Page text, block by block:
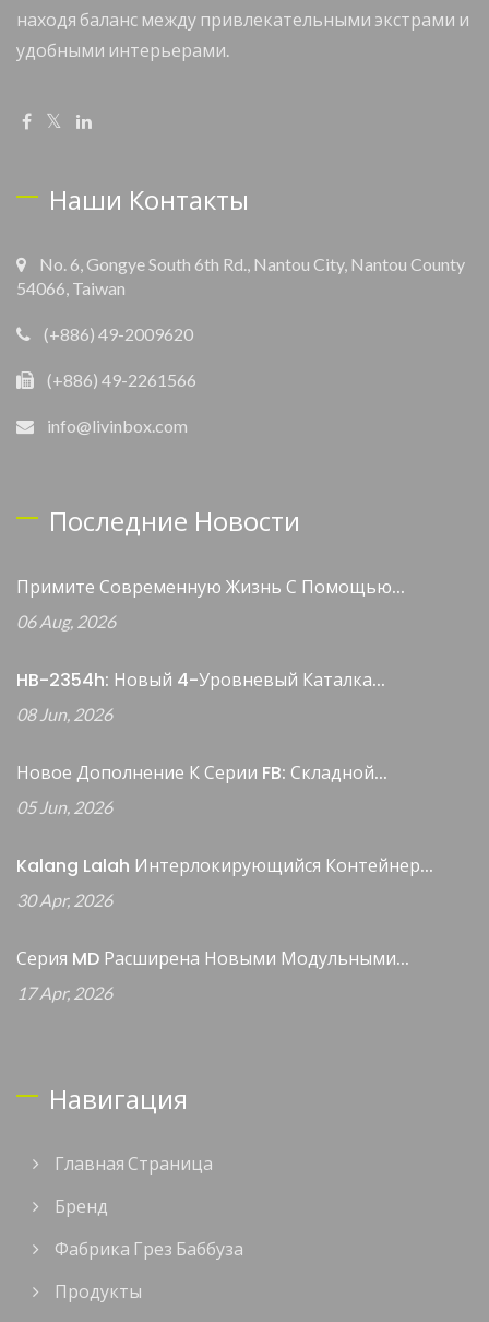
находя баланс между привлекательными экстрами и
удобными интерьерами.
Наши Контакты
No. 6, Gongye South 6th Rd., Nantou City, Nantou County
54066, Taiwan
(+886) 49-2009620
(+886) 49-2261566
info@livinbox.com
Последние Новости
Примите Современную Жизнь С Помощью...
06 Aug, 2026
HB-2354h: Новый 4-Уровневый Каталка...
08 Jun, 2026
Новое Дополнение К Серии FB: Складной...
05 Jun, 2026
Kalang Lalah Интерлокирующийся Контейнер...
30 Apr, 2026
Серия MD Расширена Новыми Модульными...
17 Apr, 2026
Навигация
Главная Страница
Бренд
Фабрика Грез Баббуза
Продукты